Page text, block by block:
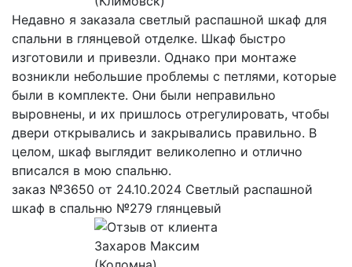
Недавно я заказала светлый распашной шкаф для
спальни в глянцевой отделке. Шкаф быстро
изготовили и привезли. Однако при монтаже
возникли небольшие проблемы с петлями, которые
были в комплекте. Они были неправильно
выровнены, и их пришлось отрегулировать, чтобы
двери открывались и закрывались правильно. В
целом, шкаф выглядит великолепно и отлично
вписался в мою спальню.
заказ №3650 от 24.10.2024 Светлый распашной
шкаф в спальню №279 глянцевый